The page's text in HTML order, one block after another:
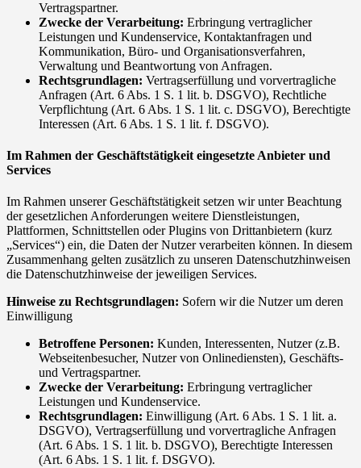
Vertragspartner.
Zwecke der Verarbeitung: Erbringung vertraglicher
Leistungen und Kundenservice, Kontaktanfragen und
Kommunikation, Büro- und Organisationsverfahren,
Verwaltung und Beantwortung von Anfragen.
Rechtsgrundlagen: Vertragserfüllung und vorvertragliche
Anfragen (Art. 6 Abs. 1 S. 1 lit. b. DSGVO), Rechtliche
Verpflichtung (Art. 6 Abs. 1 S. 1 lit. c. DSGVO), Berechtigte
Interessen (Art. 6 Abs. 1 S. 1 lit. f. DSGVO).
Im Rahmen der Geschäftstätigkeit eingesetzte Anbieter und
Services
Im Rahmen unserer Geschäftstätigkeit setzen wir unter Beachtung
der gesetzlichen Anforderungen weitere Dienstleistungen,
Plattformen, Schnittstellen oder Plugins von Drittanbietern (kurz
„Services“) ein, die Daten der Nutzer verarbeiten können. In diesem
Zusammenhang gelten zusätzlich zu unseren Datenschutzhinweisen
die Datenschutzhinweise der jeweiligen Services.
Hinweise zu Rechtsgrundlagen: Sofern wir die Nutzer um deren
Einwilligung
Betroffene Personen: Kunden, Interessenten, Nutzer (z.B.
Webseitenbesucher, Nutzer von Onlinediensten), Geschäfts-
und Vertragspartner.
Zwecke der Verarbeitung: Erbringung vertraglicher
Leistungen und Kundenservice.
Rechtsgrundlagen: Einwilligung (Art. 6 Abs. 1 S. 1 lit. a.
DSGVO), Vertragserfüllung und vorvertragliche Anfragen
(Art. 6 Abs. 1 S. 1 lit. b. DSGVO), Berechtigte Interessen
(Art. 6 Abs. 1 S. 1 lit. f. DSGVO).